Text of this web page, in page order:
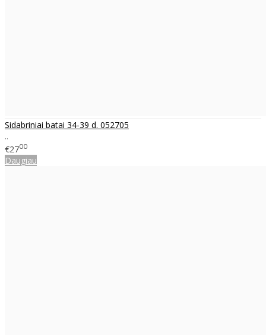
Sidabriniai batai 34-39 d. 052705
..
€2700
Daugiau